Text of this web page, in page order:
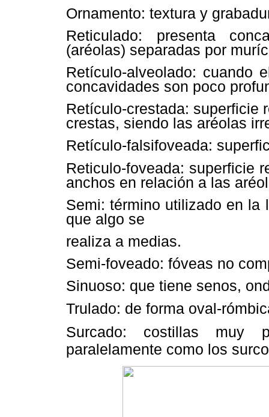
Ornamento: textura y
Reticulado: presenta
(aréolas) separadas por
Retículo-alveolado: cuando
concavidades son poco
Retículo-crestada: superficie
crestas, siendo las aréolas
Retículo-falsifoveada:
Reticulo-foveada: superficie
anchos en relación a las
Semi: término utilizado en la
que algo se
realiza a medias.
Semi-foveado: fóveas no
Sinuoso: que tiene senos,
Trulado: de forma oval-
Surcado: costillas muy
paralelamente como los